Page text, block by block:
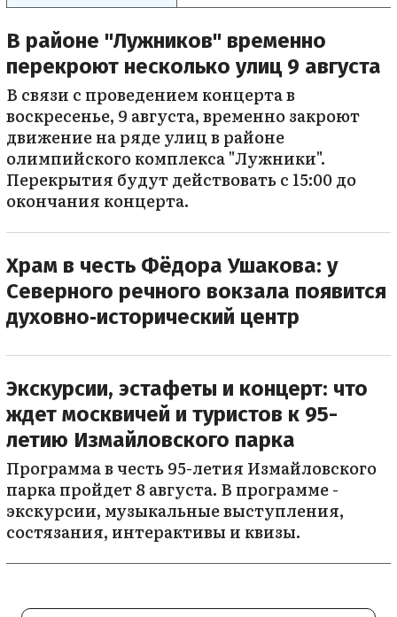
В районе "Лужников" временно
перекроют несколько улиц 9 августа
В связи с проведением концерта в
воскресенье, 9 августа, временно закроют
движение на ряде улиц в районе
олимпийского комплекса "Лужники".
Перекрытия будут действовать с 15:00 до
окончания концерта.
Храм в честь Фёдора Ушакова: у
Северного речного вокзала появится
духовно‑исторический центр
Экскурсии, эстафеты и концерт: что
ждет москвичей и туристов к 95-
летию Измайловского парка
Программа в честь 95-летия Измайловского
парка пройдет 8 августа. В программе -
экскурсии, музыкальные выступления,
состязания, интерактивы и квизы.